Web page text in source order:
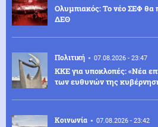
Ολυμπιακός: Το νέο ΣΕΦ θα
ΔΕΘ
Πολιτική 07.08.2026 - 23:47
ΚΚΕ για υποκλοπές: «Νέα
των ευθυνών της
Κοινωνία 07.08.2026 - 23:42